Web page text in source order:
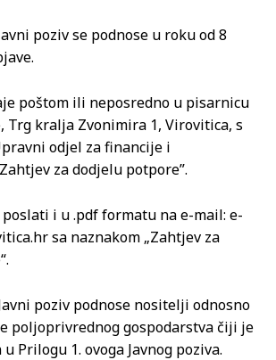
poziv se podnose u roku od 8
poštom ili neposredno u pisarnicu
Trg kralja Zvonimira 1, Virovitica, s
odjel za financije i
za dodjelu potpore”.
poslati i u .pdf formatu na e-mail: e-
sa naznakom „Zahtjev za
poziv podnose nositelji odnosno
poljoprivrednog gospodarstva čiji je
Prilogu 1. ovoga Javnog poziva.